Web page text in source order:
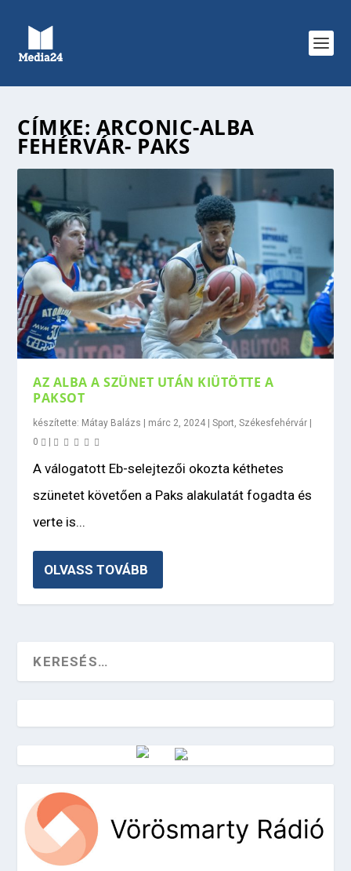
CÍMKE: ARCONIC-ALBA
FEHÉRVÁR- PAKS
AZ ALBA A SZÜNET UTÁN KIÜTÖTTE A
PAKSOT
készítette: Mátay Balázs | márc 2, 2024 |Sport ,Székesfehérvár |
0
|
A válogatott Eb-selejtezői okozta kéthetes
szünetet követően a Paks alakulatát fogadta és
verte is...
OLVASS TOVÁBB
Vörösmarty Rádió